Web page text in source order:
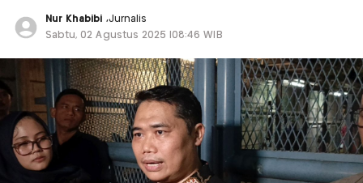
Nur Khabibi ,Jurnalis
Sabtu, 02 Agustus 2025 |08:46 WIB